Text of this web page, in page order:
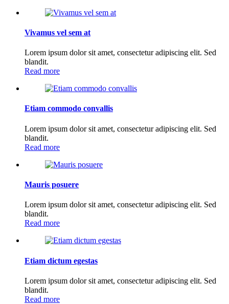
Vivamus vel sem at
Lorem ipsum dolor sit amet, consectetur adipiscing elit. Sed
blandit.
Read more
Etiam commodo convallis
Lorem ipsum dolor sit amet, consectetur adipiscing elit. Sed
blandit.
Read more
Mauris posuere
Lorem ipsum dolor sit amet, consectetur adipiscing elit. Sed
blandit.
Read more
Etiam dictum egestas
Lorem ipsum dolor sit amet, consectetur adipiscing elit. Sed
blandit.
Read more